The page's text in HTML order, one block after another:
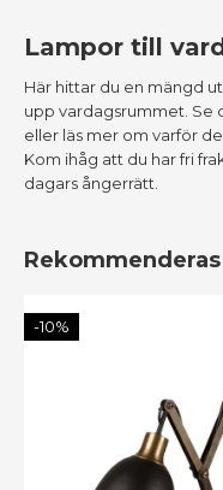
Lampor till
Här hittar du en mängd
upp vardagsrummet. Se
eller läs mer om varför
Kom ihåg att du har fri
dagars ångerrätt.
-10%